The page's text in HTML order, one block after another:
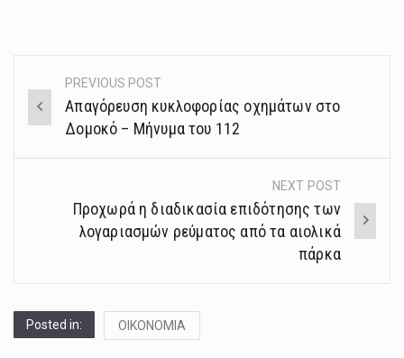
Post
navigation
PREVIOUS POST
Απαγόρευση κυκλοφορίας οχημάτων στο
Δομοκό – Μήνυμα του 112
NEXT POST
Προχωρά η διαδικασία επιδότησης των
λογαριασμών ρεύματος από τα αιολικά
πάρκα
Posted in: ΟΙΚΟΝΟΜΙΑ